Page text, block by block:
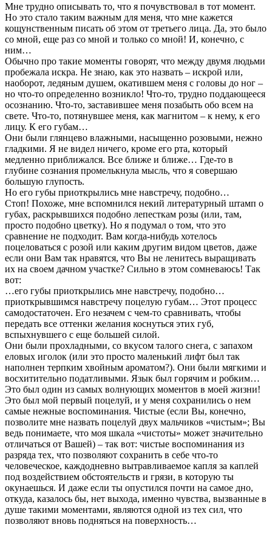
Мне трудно описывать то, что я почувствовал в тот момент.
Но это стало таким важным для меня, что мне кажется
кощунственным писать об этом от третьего лица. Да, это было
со мной, еще раз со мной и только со мной! И, конечно, с
ним…
Обычно про такие моменты говорят, что между двумя людьми
пробежала искра. Не знаю, как это назвать – искрой или,
наоборот, ледяным душем, окатившем меня с головы до ног –
но что-то определенно возникло! Что-то, трудно поддающееся
осознанию. Что-то, заставившее меня позабыть обо всем на
свете. Что-то, потянувшее меня, как магнитом – к нему, к его
лицу. К его губам…
Они были глянцево влажными, насыщенно розовыми, нежно
гладкими. Я не видел ничего, кроме его рта, который
медленно приближался. Все ближе и ближе… Где-то в
глубине сознания промелькнула мысль, что я совершаю
большую глупость.
Но его губы приоткрылись мне навстречу, подобно…
Стоп! Похоже, мне вспомнился некий литературный штамп о
губах, раскрывшихся подобно лепесткам розы (или, там,
просто подобно цветку). Но я подумал о том, что это
сравнение не подходит. Вам когда-нибудь хотелось
поцеловаться с розой или каким другим видом цветов, даже
если они Вам так нравятся, что Вы не ленитесь выращивать
их на своем дачном участке? Сильно в этом сомневаюсь! Так
вот:
…его губы приоткрылись мне навстречу, подобно…
приоткрывшимся навстречу поцелую губам… Этот процесс
самодостаточен. Его незачем с чем-то сравнивать, чтобы
передать все оттенки желания коснуться этих губ,
вспыхнувшего с еще большей силой.
Они были прохладными, со вкусом талого снега, с запахом
еловых иголок (или это просто маленький лифт был так
наполнен терпким хвойным ароматом?). Они были мягкими и
восхитительно податливыми. Язык был горячим и робким…
Это был один из самых волнующих моментов в моей жизни!
Это был мой первый поцелуй, и у меня сохранились о нем
самые нежные воспоминания. Чистые (если Вы, конечно,
позволите мне назвать поцелуй двух мальчиков «чистым»; Вы
ведь понимаете, что моя шкала «чистоты» может значительно
отличаться от Вашей) – так вот: чистые воспоминания из
разряда тех, что позволяют сохранить в себе что-то
человеческое, каждодневно вытравливаемое капля за каплей
под воздействием обстоятельств и грязи, в которую ты
окунаешься. И даже если ты опустился почти на самое дно,
откуда, казалось бы, нет выхода, именно чувства, вызванные в
душе такими моментами, являются одной из тех сил, что
позволяют вновь подняться на поверхность…